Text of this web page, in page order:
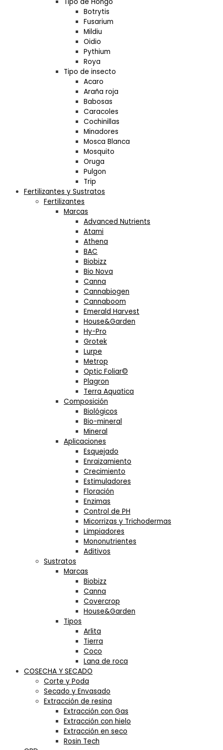
Botrytis
Fusarium
Mildiu
Oidio
Pythium
Roya
Tipo de insecto
Acaro
Araña roja
Babosas
Caracoles
Cochinillas
Minadores
Mosca Blanca
Mosquito
Oruga
Pulgon
Trip
Fertilizantes y Sustratos
Fertilizantes
Marcas
Advanced Nutrients
Atami
Athena
BAC
Biobizz
Bio Nova
Canna
Cannabiogen
Cannaboom
Emerald Harvest
House&Garden
Hy-Pro
Grotek
Lurpe
Metrop
Optic Foliar©
Plagron
Terra Aquatica
Composición
Biológicos
Bio-mineral
Mineral
Aplicaciones
Esquejado
Enraizamiento
Crecimiento
Estimuladores
Floración
Enzimas
Control de PH
Micorrizas y Trichodermas
Limpiadores
Mononutrientes
Aditivos
Sustratos
Marcas
Biobizz
Canna
Covercrop
House&Garden
Tipos
Arlita
Tierra
Coco
Lana de roca
COSECHA Y SECADO
Corte y Poda
Secado y Envasado
Extracción de resina
Extracción con Gas
Extracción con hielo
Extracción en seco
Rosin Tech